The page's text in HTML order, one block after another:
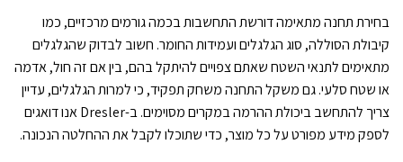
בחירת תחנה מתאימה דורשת התחשבות בכמה גורמים מרכזיים, כמו
קיבולת הסוללה, סוג הגלגלים ועמידות החומר. חשוב לבדוק שהגלגלים
מתאימים לתנאי השטח שאתם צפויים להיתקל בהם, בין אם זה חול, אדמה
או שטח סלעי. גם משקל התחנה משחק תפקיד, כי למרות הגלגלים, עדיין
צריך להתחשב ביכולת ההרמה במקרים מסוימים. ב-Dresler אנו דואגים
לספק מידע מפורט על כל מוצר, כדי שתוכלו לקבל את ההחלטה הנכונה.